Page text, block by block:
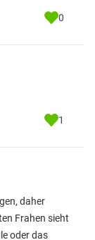
0
1
daher
Frahen sieht
oder das